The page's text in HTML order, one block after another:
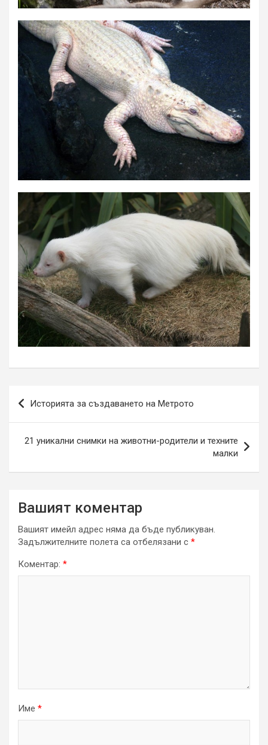
Навигация
Историята за създаването на Метрото
21 уникални снимки на животни-родители и техните
малки
Вашият коментар
Вашият имейл адрес няма да бъде публикуван.
Задължителните полета са отбелязани с *
Коментар: *
Име *